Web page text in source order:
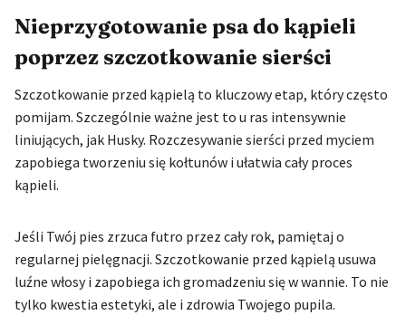
Nieprzygotowanie psa do kąpieli
poprzez szczotkowanie sierści
Szczotkowanie przed kąpielą to kluczowy etap, który często
pomijam. Szczególnie ważne jest to u ras intensywnie
liniujących, jak Husky. Rozczesywanie sierści przed myciem
zapobiega tworzeniu się kołtunów i ułatwia cały proces
kąpieli.
Jeśli Twój pies zrzuca futro przez cały rok, pamiętaj o
regularnej pielęgnacji. Szczotkowanie przed kąpielą usuwa
luźne włosy i zapobiega ich gromadzeniu się w wannie. To nie
tylko kwestia estetyki, ale i zdrowia Twojego pupila.